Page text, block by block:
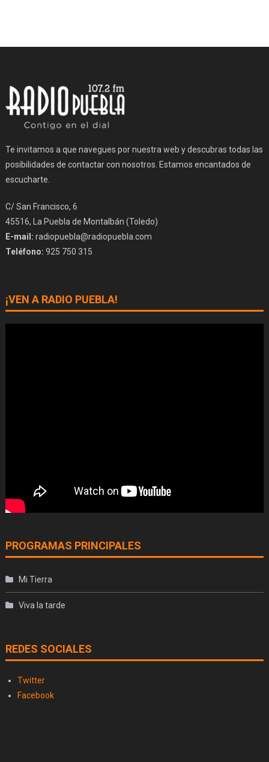
Te invitamos a que navegues por nuestra web y descubras todas las
posibilidades de contactar con nosotros. Estamos encantados de
escucharte.
C/ San Francisco, 6
45516, La Puebla de Montalbán (Toledo)
E-mail: radiopuebla@radiopuebla.com
Teléfono: 925 750 315
¡VEN A RADIO PUEBLA!
PROGRAMAS PRINCIPALES
Mi Tierra
Viva la tarde
REDES SOCIALES
Twitter
Facebook